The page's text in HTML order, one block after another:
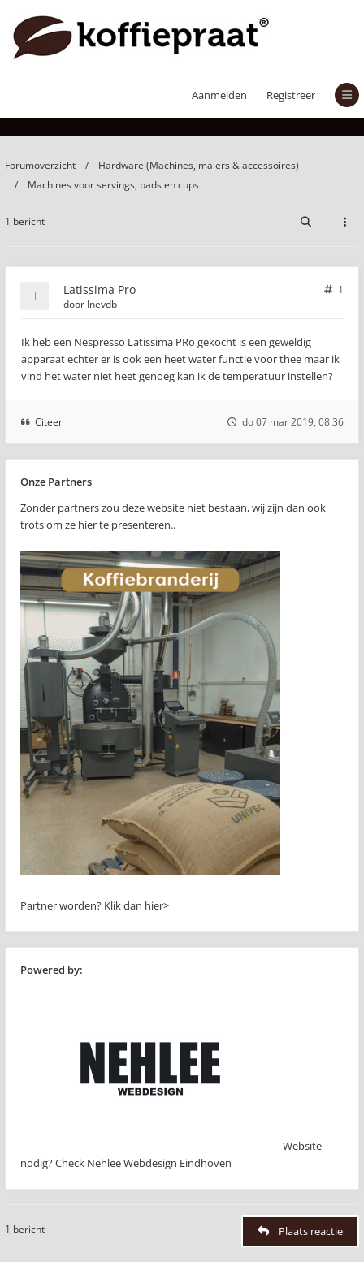
Aanmelden Registreer
Forumoverzicht
Hardware (Machines, malers & accessoires)
Machines voor servings, pads en cups
1 bericht
Latissima Pro
1
door Inevdb
Ik heb een Nespresso Latissima PRo gekocht is een geweldig
apparaat echter er is ook een heet water functie voor thee maar ik
vind het water niet heet genoeg kan ik de temperatuur instellen?
Citeer do 07 mar 2019, 08:36
Onze Partners
Zonder partners zou deze website niet bestaan, wij zijn dan ook
trots om ze hier te presenteren..
Partner worden? Klik dan hier>
Powered by:
Website
nodig? Check Nehlee Webdesign Eindhoven
1 bericht Plaats reactie